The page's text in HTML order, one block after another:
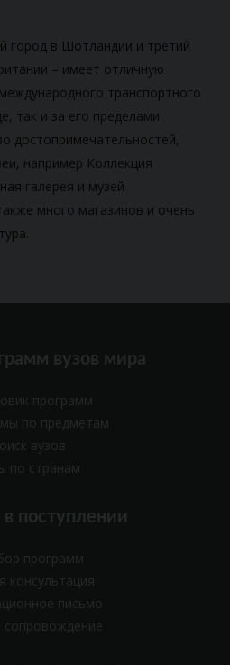
город в Шотландии и третий
– имеет отличную
транспортного
так и за его пределами
достопримечательностей,
например Коллекция
галерея и музей
много магазинов и очень
вузов мира
программ
по предметам
вузов
по странам
поступлении
программ
консультация
письмо
сопровождение